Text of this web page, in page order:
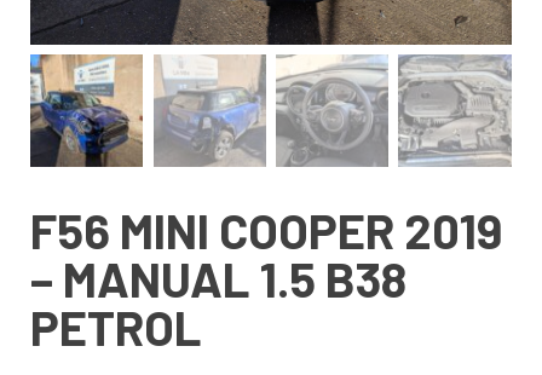
F56 MINI COOPER 2019
– MANUAL 1.5 B38
PETROL